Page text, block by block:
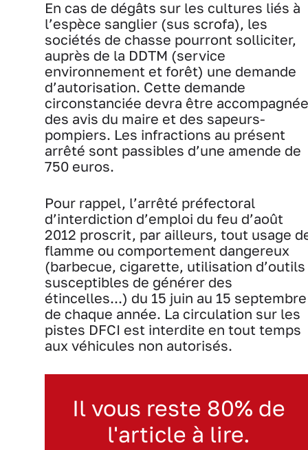
En cas de dégâts sur les cultures liés à
l’espèce sanglier (sus scrofa), les
sociétés de chasse pourront solliciter,
auprès de la DDTM (service
environnement et forêt) une demande
d’autorisation. Cette demande
circonstanciée devra être accompagnée
des avis du maire et des sapeurs-
pompiers. Les infractions au présent
arrêté sont passibles d’une amende de
750 euros.
Pour rappel, l’arrêté préfectoral
d’interdiction d’emploi du feu d’août
2012 proscrit, par ailleurs, tout usage
flamme ou comportement dangereux
(barbecue, cigarette, utilisation d’outils
susceptibles de générer des
étincelles...) du 15 juin au 15 septembre
de chaque année. La circulation sur les
pistes DFCI est interdite en tout temps
aux véhicules non autorisés.
Il vous reste 80% de
l'article à lire.